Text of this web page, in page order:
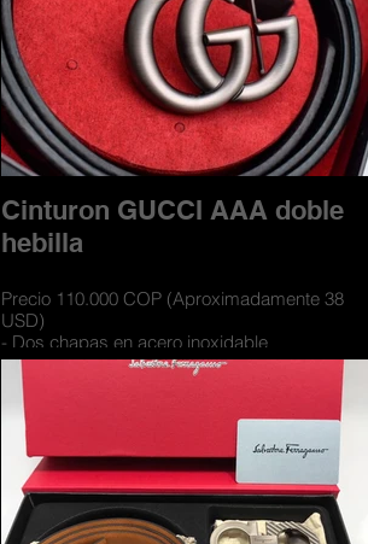
Cinturon GUCCI AAA doble
hebilla
Precio 110.000 COP (Aproximadamente 38
USD)
- Dos chapas en acero inoxidable
- Cinturones con materiales de cueros y textil
- Cuero doble faz para usarse por los 2 lados
- Incluye caja de lujo contramarcada y con
compartimiento para las hebillas